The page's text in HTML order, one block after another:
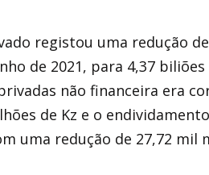
registou uma redução
de 2021, para 4,37 biliões
não financeira era
de Kz e o
uma redução de 27,72 mil